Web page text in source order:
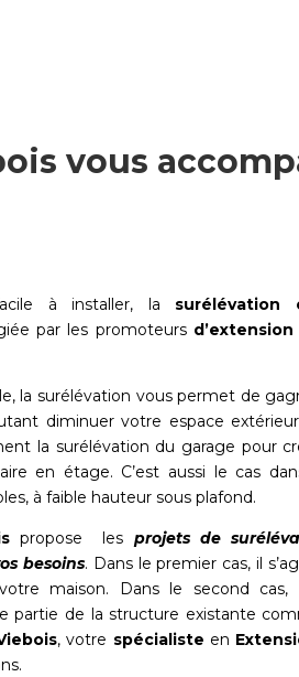
vous
à installer, la surélévation
par les promoteurs
la surélévation vous permet de
diminuer votre espace
la surélévation du garage pour
en étage. C’est aussi le cas
à faible hauteur sous plafond.
propose les projets de
besoins. Dans le premier cas, il
maison. Dans le second cas,
partie de la structure existante
, votre spécialiste en